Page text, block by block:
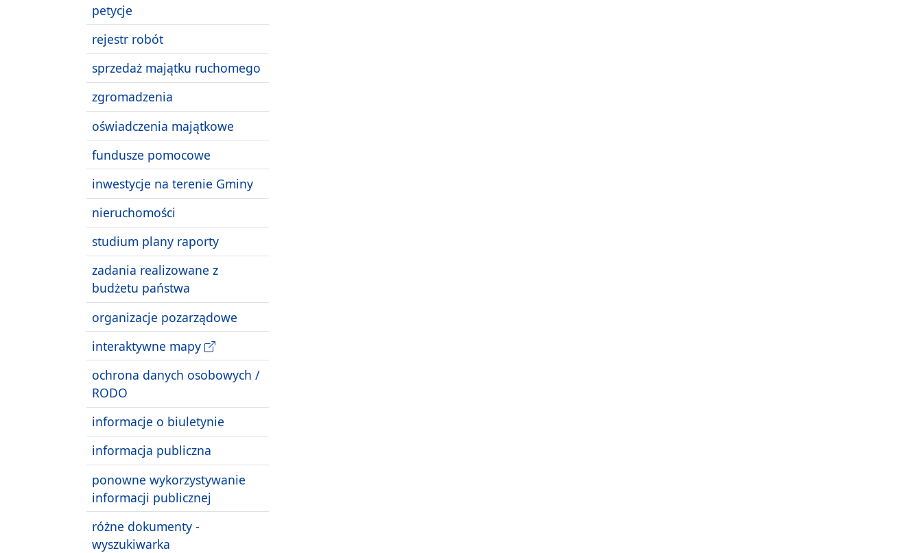
petycje
rejestr robót
sprzedaż majątku ruchomego
zgromadzenia
oświadczenia majątkowe
fundusze pomocowe
inwestycje na terenie Gminy
nieruchomości
studium plany raporty
zadania realizowane z
budżetu państwa
organizacje pozarządowe
interaktywne mapy
ochrona danych osobowych /
RODO
informacje o biuletynie
informacja publiczna
ponowne wykorzystywanie
informacji publicznej
różne dokumenty -
wyszukiwarka